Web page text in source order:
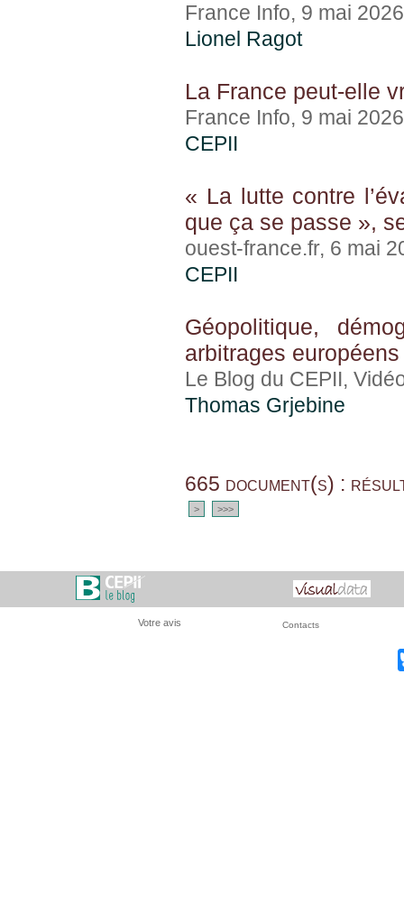
France Info, 9 mai 2026
Lionel Ragot
La France peut-elle
France Info, 9 mai 2026
CEPII
« La lutte contre
que ça se passe »,
ouest-france.fr, 6 mai
CEPII
Géopolitique,
arbitrages européens
Le Blog du CEPII,
Thomas Grjebine
665 document(s) :
> >>>
Votre avis Contacts